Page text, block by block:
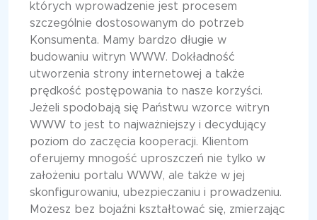
których wprowadzenie jest procesem
szczególnie dostosowanym do potrzeb
Konsumenta. Mamy bardzo długie w
budowaniu witryn WWW. Dokładność
utworzenia strony internetowej a także
prędkość postępowania to nasze korzyści.
Jeżeli spodobają się Państwu wzorce witryn
WWW to jest to najważniejszy i decydujący
poziom do zaczęcia kooperacji. Klientom
oferujemy mnogość uproszczeń nie tylko w
założeniu portalu WWW, ale także w jej
skonfigurowaniu, ubezpieczaniu i prowadzeniu.
Możesz bez bojaźni kształtować się, zmierzając